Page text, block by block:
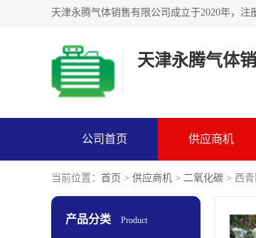
天津永腾气体
公司首页 供应商机
当前位置： 首页 > 供应商机 > 二氧化碳 > 西
产品分类 Product